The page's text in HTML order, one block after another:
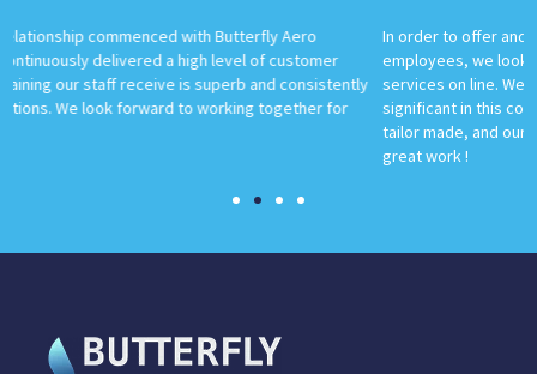
In order to offer and adequate training for our drivers and our
employees, we looked and found a partner offering us the required
services on line. We have to state that the word partner is very
significant in this context. Solutions offered by ” Butterfly Training ” are
tailor made, and our main contacts are very reachable,.... Thanks for all